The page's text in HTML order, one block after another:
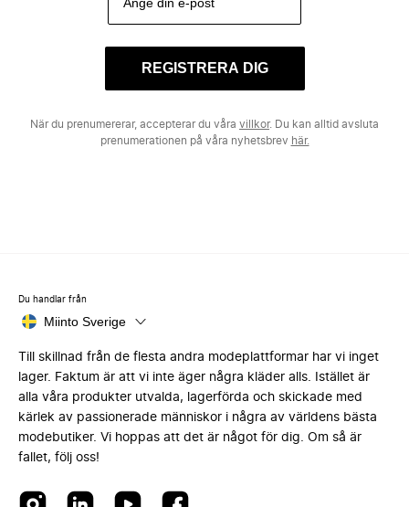
REGISTRERA DIG
När du prenumererar, accepterar du våra villkor. Du kan alltid avsluta
prenumerationen på våra nyhetsbrev här.
Du handlar från
Miinto Sverige
Till skillnad från de flesta andra modeplattformar har vi inget
lager. Faktum är att vi inte äger några kläder alls. Istället är
alla våra produkter utvalda, lagerförda och skickade med
kärlek av passionerade människor i några av världens bästa
modebutiker. Vi hoppas att det är något för dig. Om så är
fallet, följ oss!